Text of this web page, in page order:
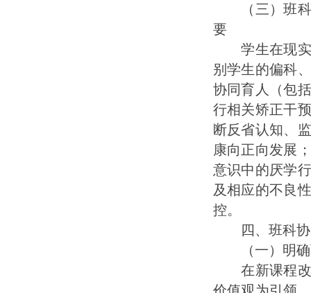
（三）班科
要
学生在现实
别学生的偏科
协同育人（包
行相关矫正干
断反省认知、
康向正向发展
意识中的厌学
及相应的不良
控。
四、班科协
（一）明确
在新课程改
价值观为引领